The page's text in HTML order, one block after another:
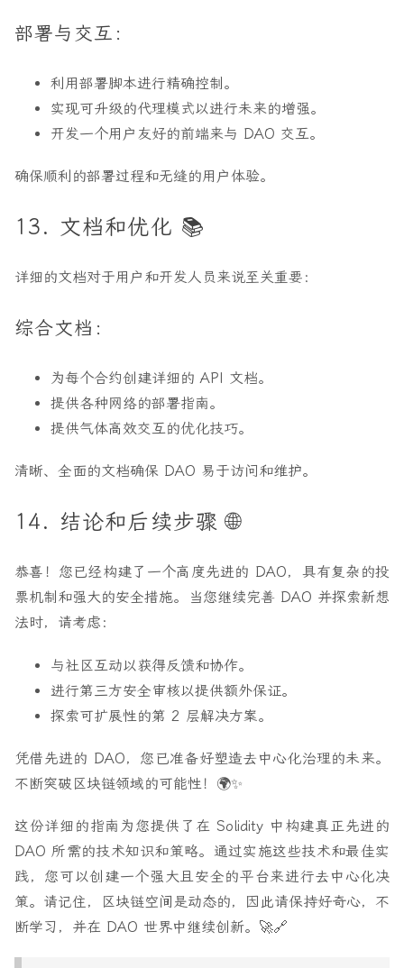
部署与交互：
利用部署脚本进行精确控制。
实现可升级的代理模式以进行未来的增强。
开发一个用户友好的前端来与 DAO 交互。
确保顺利的部署过程和无缝的用户体验。
13. 文档和优化 📚
详细的文档对于用户和开发人员来说至关重要：
综合文档：
为每个合约创建详细的 API 文档。
提供各种网络的部署指南。
提供气体高效交互的优化技巧。
清晰、全面的文档确保 DAO 易于访问和维护。
14. 结论和后续步骤 🌐
恭喜！您已经构建了一个高度先进的 DAO，具有复杂的投
票机制和强大的安全措施。当您继续完善 DAO 并探索新想
法时，请考虑：
与社区互动以获得反馈和协作。
进行第三方安全审核以提供额外保证。
探索可扩展性的第 2 层解决方案。
凭借先进的 DAO，您已准备好塑造去中心化治理的未来。
不断突破区块链领域的可能性！🌍✨
这份详细的指南为您提供了在 Solidity 中构建真正先进的
DAO 所需的技术知识和策略。通过实施这些技术和最佳实
践，您可以创建一个强大且安全的平台来进行去中心化决
策。请记住，区块链空间是动态的，因此请保持好奇心，不
断学习，并在 DAO 世界中继续创新。🚀🔗